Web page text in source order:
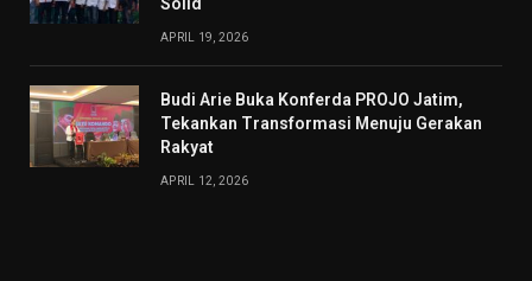
APRIL 19, 2026
Budi Arie Buka Konferda PROJO Jatim,
Tekankan Transformasi Menuju Gerakan
Rakyat
APRIL 12, 2026